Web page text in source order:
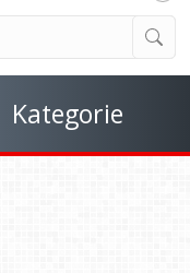
Kategorie